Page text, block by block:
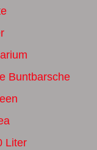
Buntbarsche
Liter